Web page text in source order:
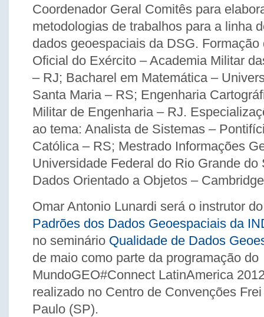
Coordenador Geral Comitês para
metodologias de trabalhos para a linha
dados geoespaciais da DSG.
Oficial do Exército – Academia Militar
– RJ; Bacharel em Matemática –
Santa Maria – RS; Engenharia
Militar de Engenharia – RJ.
ao tema: Analista de Sistemas –
Católica – RS; Mestrado Informações
Universidade Federal do Rio Grande do
Dados Orientado a Objetos –
Omar Antonio Lunardi será o instrutor
Padrões dos Dados Geoespaciais da
no seminário Qualidade de Dados
de maio como parte da programação do
MundoGEO#Connect LatinAmerica
realizado no Centro de Convenções
Paulo (SP).